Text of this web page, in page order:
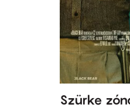
Szürke